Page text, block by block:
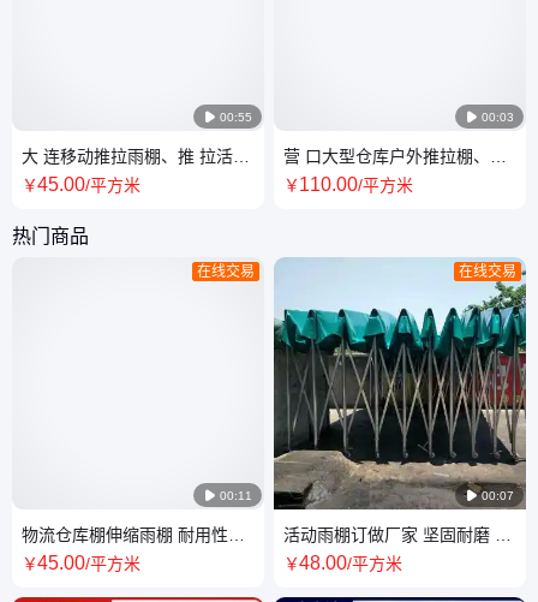
 00:55
大 连移动推拉雨棚、推 拉活动
雨 棚厂家 全国发货定制安装
￥45.00/平方米
 00:03
营 口大型仓库户外推拉棚、电
动大排档推拉雨棚
￥110.00/平方米
热门商品
 00:11
在线交易
物流仓库棚伸缩雨棚 耐用性强
颜色可选 物流活动 厂家供应
￥45.00/平方米
 00:07
在线交易
活动雨棚订做厂家 坚固耐磨 建
筑防雨蓬布 拓图
￥48.00/平方米